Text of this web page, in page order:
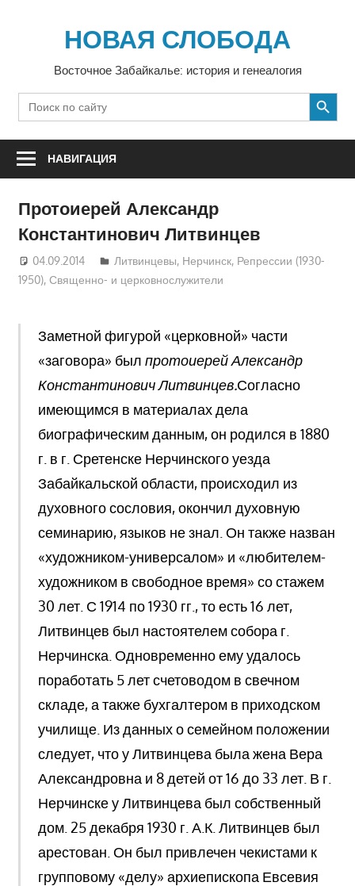
содержимомуНОВАЯ СЛОБОДА
Восточное Забайкалье: история и генеалогия
Search
for:
SEARCH BUTTON
НАВИГАЦИЯ
Протоиерей Александр
Константинович Литвинцев
04.09.2014 Екатерина Аникина
Литвинцевы, Нерчинск, Репрессии (1930-
1950), Священно- и церковнослужители
Заметной фигурой «церковной» части
«заговора» был протоиерей Александр
Константинович Литвинцев.Согласно
имеющимся в материалах дела
биографическим данным, он родился в 1880
г. в г. Сретенске Нерчинского уезда
Забайкальской области, происходил из
духовного сословия, окончил духовную
семинарию, языков не знал. Он также назван
«художником-универсалом» и «любителем-
художником в свободное время» со стажем
30 лет. С 1914 по 1930 гг., то есть 16 лет,
Литвинцев был настоятелем собора г.
Нерчинска. Одновременно ему удалось
поработать 5 лет счетоводом в свечном
складе, а также бухгалтером в приходском
училище. Из данных о семейном положении
следует, что у Литвинцева была жена Вера
Александровна и 8 детей от 16 до 33 лет. В г.
Нерчинске у Литвинцева был собственный
дом. 25 декабря 1930 г. А.К. Литвинцев был
арестован. Он был привлечен чекистами к
групповому «делу» архиепископа Евсевия